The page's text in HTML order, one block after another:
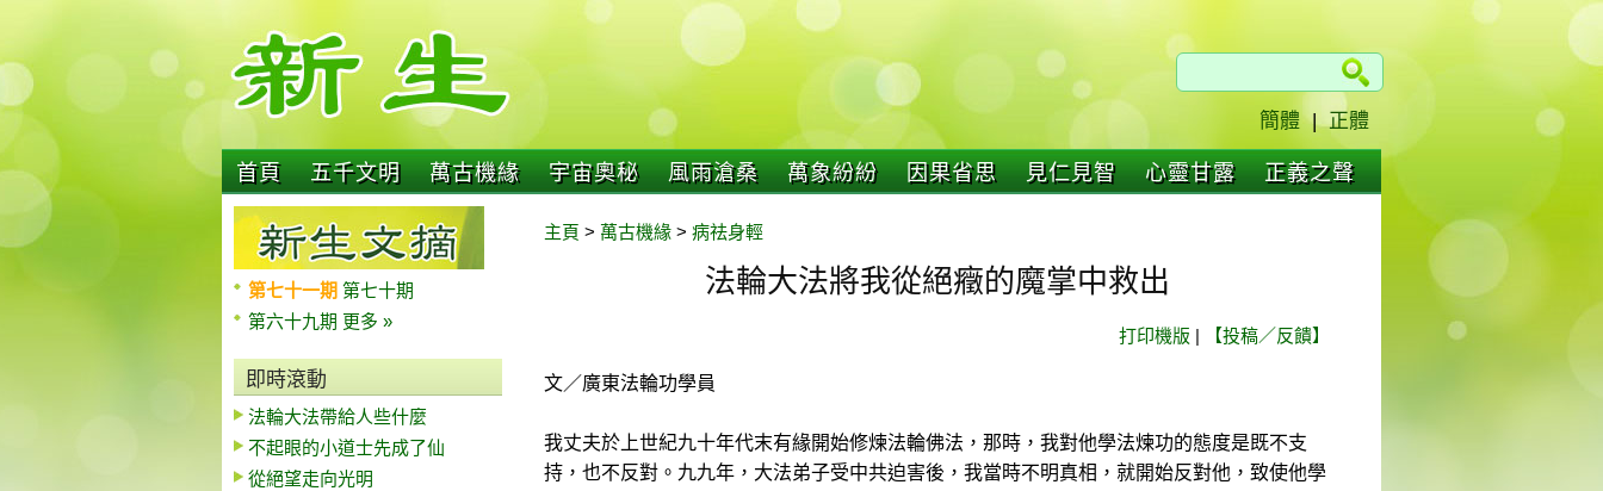
簡體 | 正體
首頁 五千文明 萬古機緣 宇宙奧秘 風雨滄桑 萬象紛紛 因果省思 見仁見智 心靈甘露 正義之聲
第七十一期 第七十期
第六十九期 更多 »
即時滾動
法輪大法帶給人些什麼
不起眼的小道士先成了仙
從絕望走向光明
主頁 > 萬古機緣 > 病祛身輕
法輪大法將我從絕癥的魔掌中救出
打印機版 | 【投稿／反饋】
文／廣東法輪功學員
我丈夫於上世紀九十年代末有緣開始修煉法輪佛法，那時，我對他學法煉功的態度是既不支
持，也不反對。九九年，大法弟子受中共迫害後，我當時不明真相，就開始反對他，致使他學